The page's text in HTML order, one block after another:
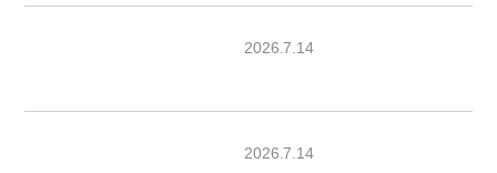
2026.7.14
2026.7.14